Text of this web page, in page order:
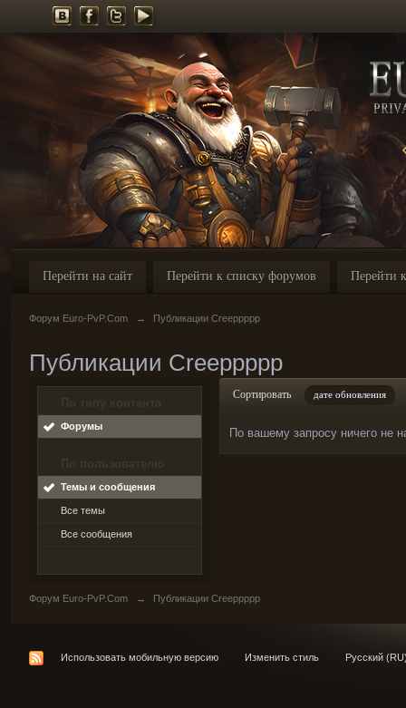
Перейти на сайт Перейти к списку форумов Перейти
Форум Euro-PvP.Com → Публикации Creeppppp
Публикации Creeppppp
По типу контента
Форумы
По пользователю
Темы и сообщения
Все темы
Все сообщения
Сортировать дате обновления
По вашему запросу ничего не
Форум Euro-PvP.Com → Публикации Creeppppp
Использовать мобильную версию Изменить стиль Русский